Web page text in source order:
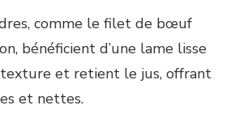
comme le filet de bœuf
bénéficient d’une lame lisse
et retient le jus, offrant
et nettes.